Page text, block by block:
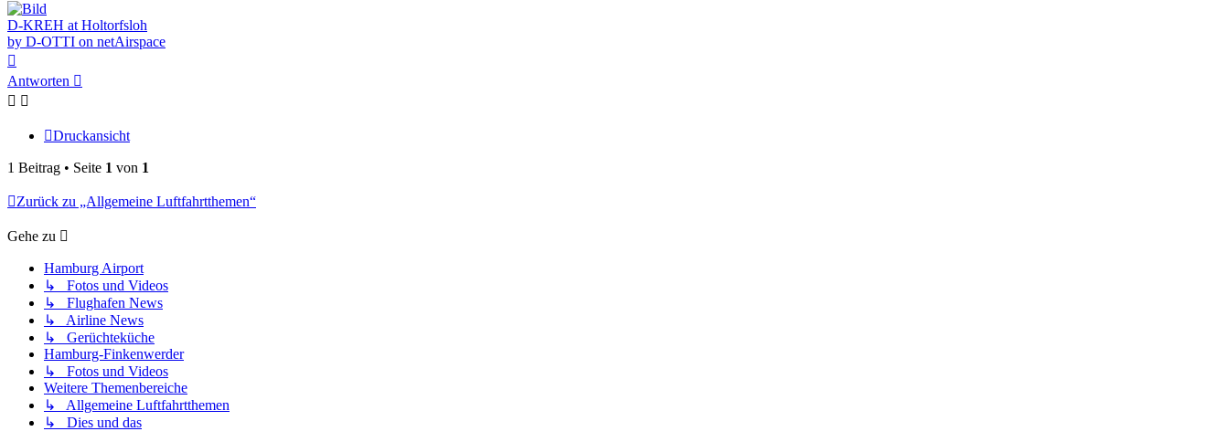
D-KREH at Holtorfsloh
by D-OTTI on netAirspace
oben
Antworten
Druckansicht
1 Beitrag • Seite 1 von 1
Zurück zu „Allgemeine Luftfahrtthemen“
Gehe zu
Hamburg Airport
↳ Fotos und Videos
↳ Flughafen News
↳ Airline News
↳ Gerüchteküche
Hamburg-Finkenwerder
↳ Fotos und Videos
Weitere Themenbereiche
↳ Allgemeine Luftfahrtthemen
↳ Dies und das